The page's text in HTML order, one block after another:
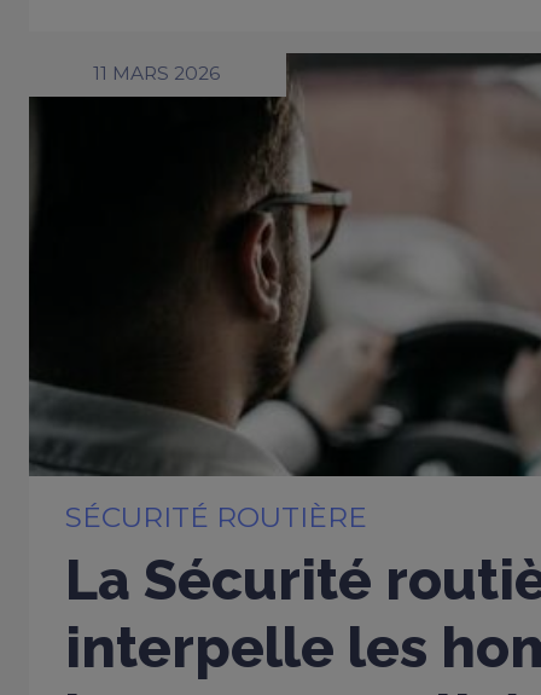
11 MARS 2026
SÉCURITÉ ROUTIÈRE
La Sécurité
interpelle les